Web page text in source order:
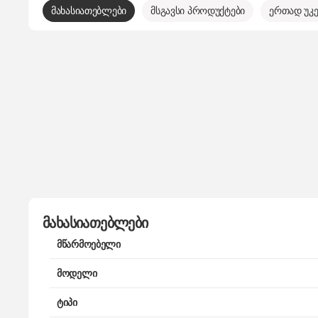
მახასიათებლები მსგავსი პროდუქტები ერთად
მახასიათებლები
მწარმოებელი
მოდელი
ტიპი